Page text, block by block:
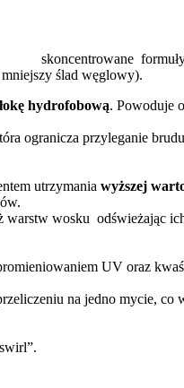
formuły
ślad węglowy).
hydrofobową. Powoduje
ogranicza przyleganie
utrzymania wyższej
wosku odświeżając
UV oraz
na jedno mycie,